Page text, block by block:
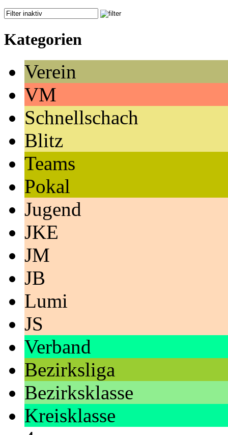
Kategorien
Verein
VM
Schnellschach
Blitz
Teams
Pokal
Jugend
JKE
JM
JB
Lumi
JS
Verband
Bezirksliga
Bezirksklasse
Kreisklasse